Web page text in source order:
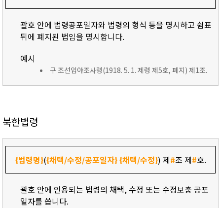
괄호 안에 법령공포일자와 법령의 형식 등을 명시하고 쉼표
뒤에 폐지된 법임을 명시합니다.
예시
구 조선임야조사령(1918. 5. 1. 제령 제5호, 폐지) 제1조.
북한법령
{법령명}({채택/수정/공포일자}{채택/수정}) 제#조 제#호.
괄호 안에 인용되는 법령의 채택, 수정 또는 수정보충 공포
일자를 씁니다.